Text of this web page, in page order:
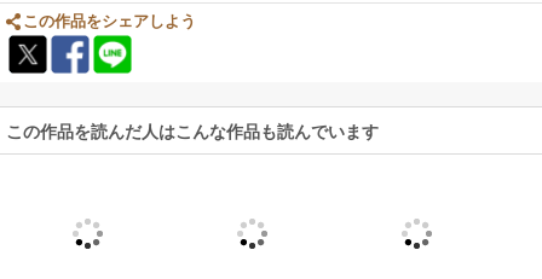
この作品をシェアしよう
この作品を読んだ人はこんな作品も読んでいます